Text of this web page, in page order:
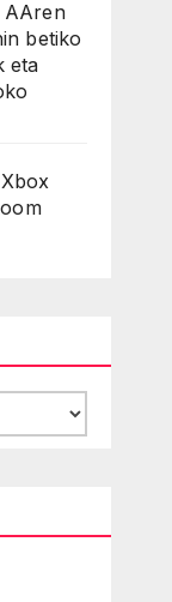
AAren
betiko
eta